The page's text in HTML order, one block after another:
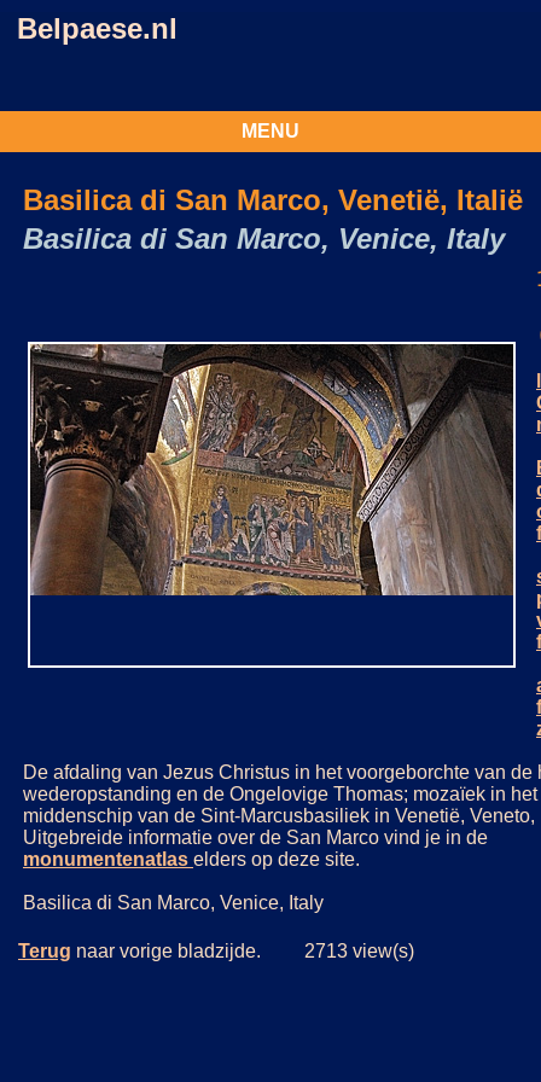
Belpaese.nl
MENU
Basilica di San Marco, Venetië, Italië
Basilica di San Marco, Venice, Italy
De afdaling van Jezus Christus in het voorgeborchte van de
wederopstanding en de Ongelovige Thomas; mozaïek in het
middenschip van de Sint-Marcusbasiliek in Venetië, Veneto,
Uitgebreide informatie over de San Marco vind je in de
monumentenatlas elders op deze site.
Basilica di San Marco, Venice, Italy
Terug naar vorige bladzijde. 2713 view(s)